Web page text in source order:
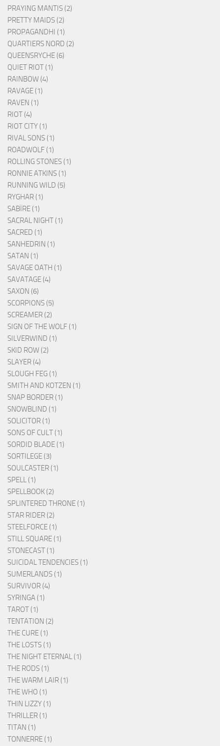
PRAYING MANTIS (2)
PRETTY MAIDS (2)
PROPAGANDHI (1)
QUARTIERS NORD (2)
QUEENSRYCHE (6)
QUIET RIOT (1)
RAINBOW (4)
RAVAGE (1)
RAVEN (1)
RIOT (4)
RIOT CITY (1)
RIVAL SONS (1)
ROADWOLF (1)
ROLLING STONES (1)
RONNIE ATKINS (1)
RUNNING WILD (5)
RYGHAR (1)
SABÏRE (1)
SACRAL NIGHT (1)
SACRED (1)
SANHEDRIN (1)
SATAN (1)
SAVAGE OATH (1)
SAVATAGE (4)
SAXON (6)
SCORPIONS (5)
SCREAMER (2)
SIGN OF THE WOLF (1)
SILVERWIND (1)
SKID ROW (2)
SLAYER (4)
SLOUGH FEG (1)
SMITH AND KOTZEN (1)
SNAP BORDER (1)
SNOWBLIND (1)
SOLICITOR (1)
SONS OF CULT (1)
SORDID BLADE (1)
SORTILEGE (3)
SOULCASTER (1)
SPELL (1)
SPELLBOOK (2)
SPLINTERED THRONE (1)
STAR RIDER (2)
STEELFORCE (1)
STILL SQUARE (1)
STONECAST (1)
SUICIDAL TENDENCIES (1)
SUMERLANDS (1)
SURVIVOR (4)
SYRINGA (1)
TAROT (1)
TENTATION (2)
THE CURE (1)
THE LOSTS (1)
THE NIGHT ETERNAL (1)
THE RODS (1)
THE WARM LAIR (1)
THE WHO (1)
THIN LIZZY (1)
THRILLER (1)
TITAN (1)
TONNERRE (1)